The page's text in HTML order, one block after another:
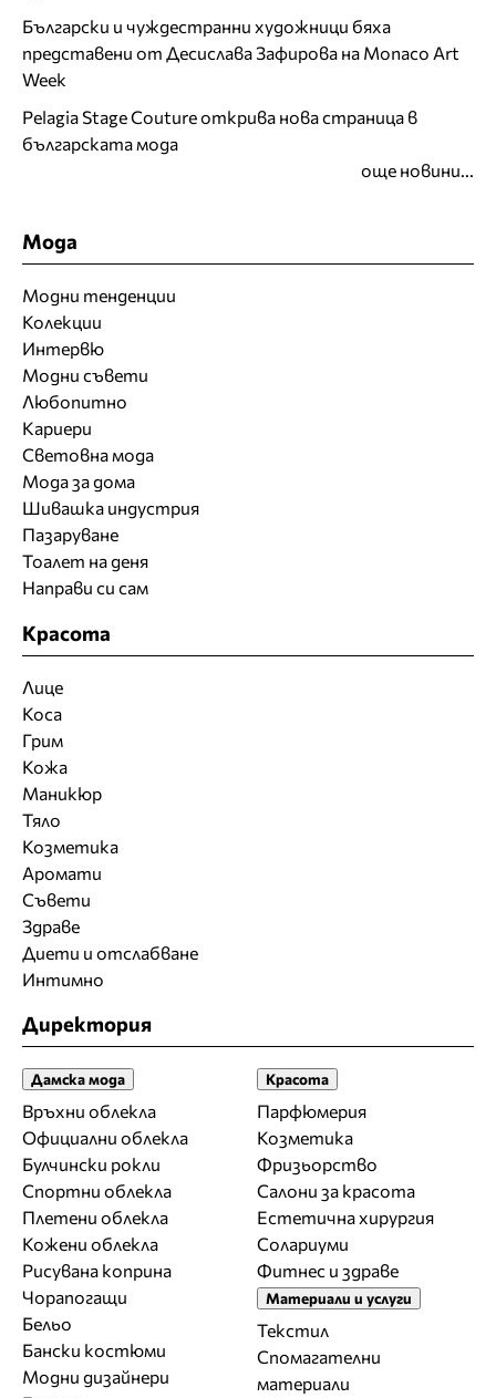
Български и чуждестранни художници бяха
представени от Десислава Зафирова на Monaco Art
Week
Pelagia Stage Couture открива нова страница в
българската мода
още новини...
Мода
Модни тенденции
Колекции
Интервю
Модни съвети
Любопитно
Кариери
Световна мода
Мода за дома
Шивашка индустрия
Пазаруване
Тоалет на деня
Направи си сам
Красота
Лице
Коса
Грим
Кожа
Маникюр
Тяло
Козметика
Аромати
Съвети
Здраве
Диети и отслабване
Интимно
Директория
Дамска мода
Връхни облекла
Официални облекла
Булчински рокли
Спортни облекла
Плетени облекла
Кожени облекла
Рисувана коприна
Чорапогащи
Бельо
Бански костюми
Модни дизайнери
Красота
Парфюмерия
Козметика
Фризьорство
Салони за красота
Естетична хирургия
Солариуми
Фитнес и здраве
Материали и услуги
Текстил
Спомагателни
материали